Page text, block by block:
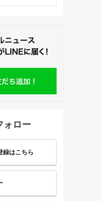
ォロー
録はこちら